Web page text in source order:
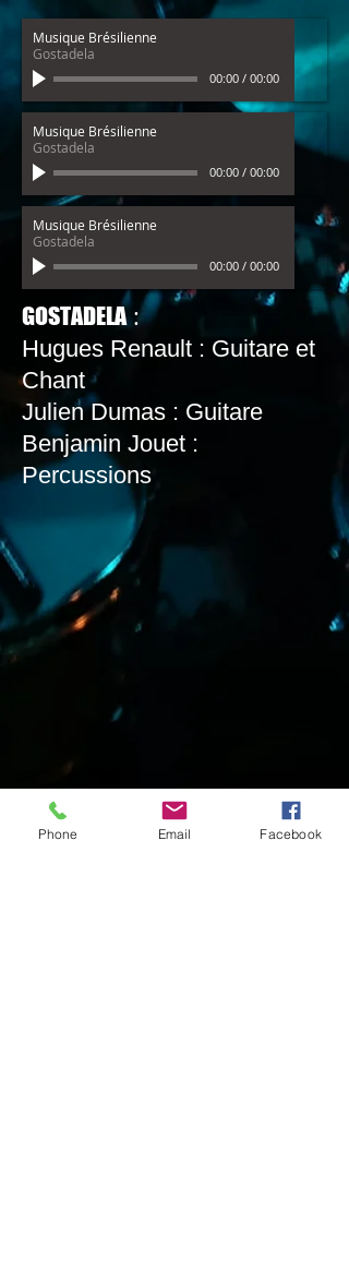
Musique Brésilienne
Gostadela
00:00 / 00:00
Musique Brésilienne
Gostadela
00:00 / 00:00
Musique Brésilienne
Gostadela
00:00 / 00:00
GOSTADELA:
Hugues Renault : Guitare et
Chant
Julien Dumas : Guitare
Benjamin Jouet :
Percussions
Phone Email Facebook